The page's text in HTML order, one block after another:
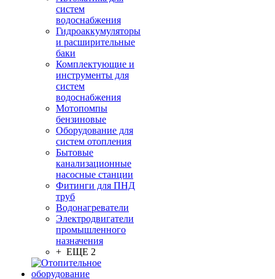
систем
водоснабжения
Гидроаккумуляторы
и расширительные
баки
Комплектующие и
инструменты для
систем
водоснабжения
Мотопомпы
бензиновые
Оборудование для
систем отопления
Бытовые
канализационные
насосные станции
Фитинги для ПНД
труб
Водонагреватели
Электродвигатели
промышленного
назначения
+ ЕЩЕ 2